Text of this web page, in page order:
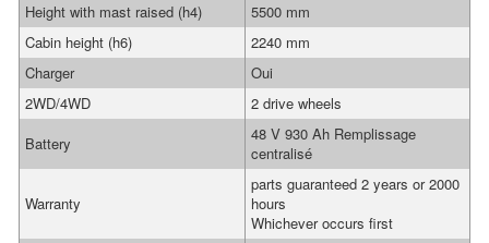
Height with mast raised (h4)
5500 mm
Cabin height (h6)
2240 mm
Charger
Oui
2WD/4WD
2 drive wheels
Battery
48 V 930 Ah Remplissage
centralisé
Warranty
parts guaranteed 2 years or 2000
hours
Whichever occurs first